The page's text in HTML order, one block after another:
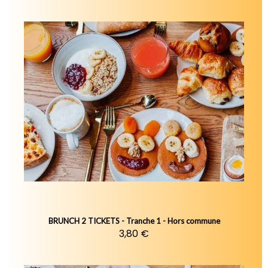
BRUNCH 2 TICKETS - Tranche 1 - Hors commune
3,80 €